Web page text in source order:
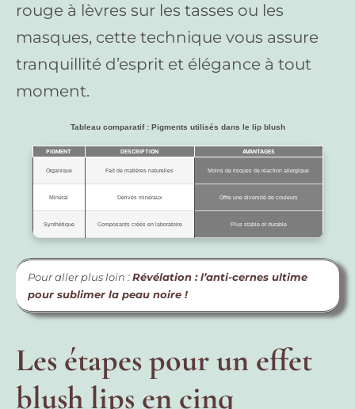
rouge à lèvres sur les tasses ou les
masques, cette technique vous assure
tranquillité d’esprit et élégance à tout
moment.
Tableau comparatif : Pigments utilisés dans le lip blush
PIGMENT DESCRIPTION AVANTAGES
Organique Fait de matières naturelles Moins de risques de réaction allergique
Minéral Dérivés minéraux Offre une diversité de couleurs
Synthétique Composants créés en laboratoire Plus stable et durable
Pour aller plus loin :Révélation : l’anti-cernes ultime
pour sublimer la peau noire !
Les étapes pour un effet
blush lips en cinq